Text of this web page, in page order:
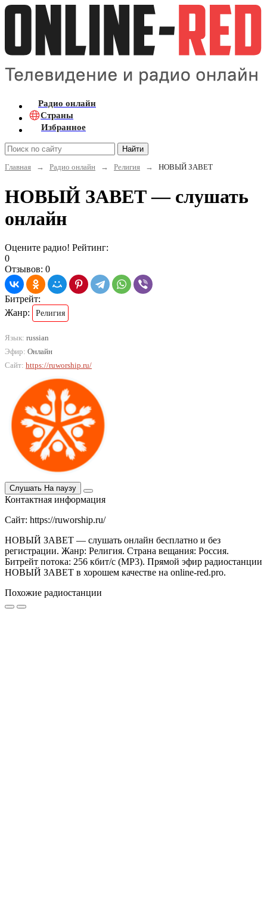
Радио онлайн
Страны
Избранное
Найти
Главная
→ Радио онлайн → Религия → НОВЫЙ ЗАВЕТ
НОВЫЙ ЗАВЕТ — слушать
онлайн
Оцените радио! Рейтинг:
0
Отзывов: 0
Битрейт:
Жанр:
Религия
Язык: russian
Эфир: Онлайн
Сайт: https://ruworship.ru/
Слушать На паузу
Контактная информация
Сайт: https://ruworship.ru/
НОВЫЙ ЗАВЕТ — слушать онлайн бесплатно и без
регистрации. Жанр: Религия. Страна вещания: Россия.
Битрейт потока: 256 кбит/с (MP3). Прямой эфир радиостанции
НОВЫЙ ЗАВЕТ в хорошем качестве на online-red.pro.
Похожие радиостанции